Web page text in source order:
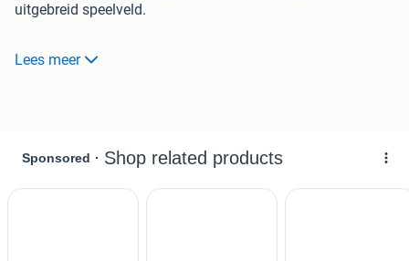
uitgebreid speelveld.
Prijs : €7999,-
The Oldies Saloon
Enschede
Lees meer